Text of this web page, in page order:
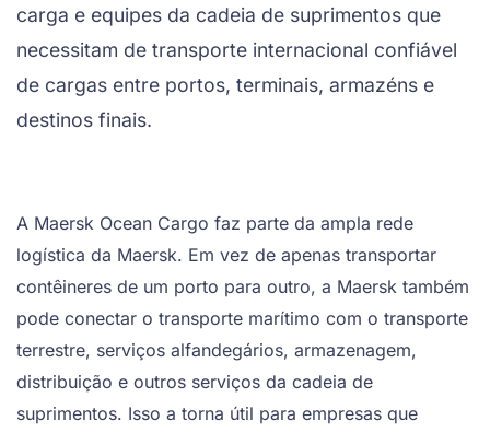
carga e equipes da cadeia de suprimentos que
necessitam de transporte internacional confiável
de cargas entre portos, terminais, armazéns e
destinos finais.
A Maersk Ocean Cargo faz parte da ampla rede
logística da Maersk. Em vez de apenas transportar
contêineres de um porto para outro, a Maersk também
pode conectar o transporte marítimo com o transporte
terrestre, serviços alfandegários, armazenagem,
distribuição e outros serviços da cadeia de
suprimentos. Isso a torna útil para empresas que